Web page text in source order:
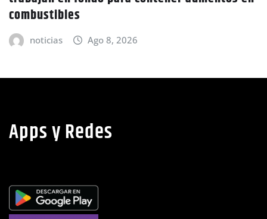
8, 2026
Canícula
Apps y Redes